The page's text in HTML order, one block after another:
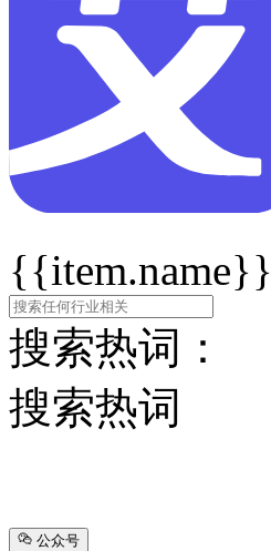
{{item.name}}
搜索热词：
搜索热词
公众号